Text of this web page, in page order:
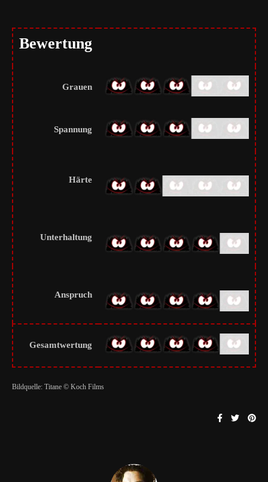
Bewertung
Grauen
Spannung
Härte
Unterhaltung
Anspruch
Gesamtwertung
Bildquelle: Titane © Koch Films